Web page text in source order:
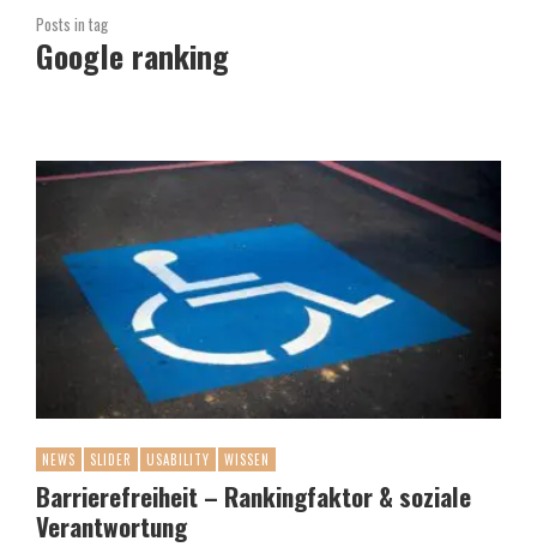
Posts in tag
Google ranking
NEWS SLIDER USABILITY WISSEN
Barrierefreiheit – Rankingfaktor & soziale
Verantwortung